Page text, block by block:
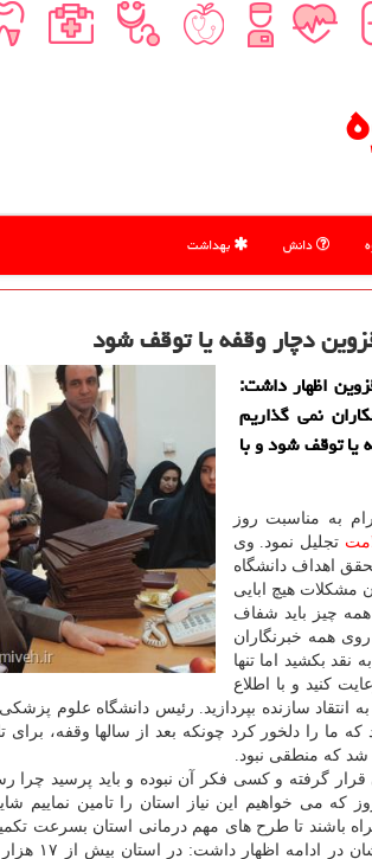
دانش بهداشت
دچار وقفه یا توقف شود
اظهار داشت:
نمی گذاریم
یا توقف شود و با
به مناسبت روز
تجلیل نمود. وی
اهداف دانشگاه
مشكلات هیچ ابایی
چیز باید شفاف
همه خبرنگاران
بكشید اما تنها
كنید و با اطلاع
انتقاد سازنده بپردازید. رئیس دانشگاه علوم
ما را دلخور كرد چونكه بعد از سالها وقفه، برای
شد كه منطقی نبود.
گرفته و كسی فكر آن نبوده و باید پرسید چرا
كه می خواهیم این نیاز استان را تامین نماییم
همراه باشند تا طرح های مهم درمانی استان بسرعت
ایشان در